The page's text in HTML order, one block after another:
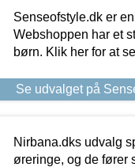
Senseofstyle.dk er
Webshoppen har et
børn. Klik her for at
Se udvalget på
Nirbana.dks udvalg
øreringe, og de fører